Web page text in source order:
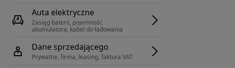
Auta elektryczne
Zasięg baterii, pojemność
akumulatora, kabel do ładowania
Dane sprzedającego
Prywatne, firma, leasing, faktura VAT